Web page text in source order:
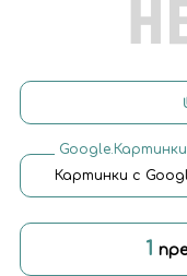
Google.Картинки
Картинки с
1